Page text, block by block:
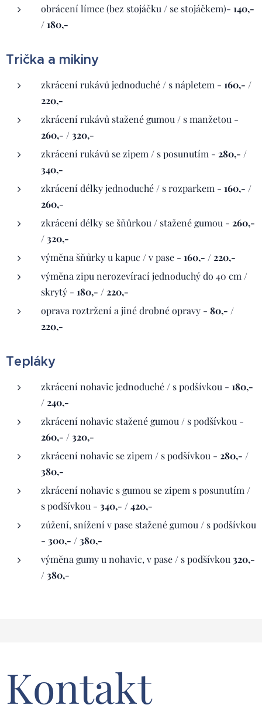
obrácení límce (bez stojáčku / se stojáčkem)- 140,-
/ 180,-
Trička a mikiny
zkrácení rukávů jednoduché / s nápletem - 160,- /
220,-
zkrácení rukávů stažené gumou / s manžetou -
260,- / 320,-
zkrácení rukávů se zipem / s posunutím - 280,- /
340,-
zkrácení délky jednoduché / s rozparkem - 160,- /
260,-
zkrácení délky se šňůrkou / stažené gumou - 260,-
/ 320,-
výměna šňůrky u kapuc / v pase - 160,- / 220,-
výměna zipu nerozevírací jednoduchý do 40 cm /
skrytý - 180,- / 220,-
oprava roztržení a jiné drobné opravy - 80,- /
220,-
Tepláky
zkrácení nohavic jednoduché / s podšívkou - 180,-
/ 240,-
zkrácení nohavic stažené gumou / s podšívkou -
260,- / 320,-
zkrácení nohavic se zipem / s podšívkou - 280,- /
380,-
zkrácení nohavic s gumou se zipem s posunutím /
s podšívkou - 340,- / 420,-
zúžení, snížení v pase stažené gumou / s podšívkou
- 300,- / 380,-
výměna gumy u nohavic, v pase / s podšívkou 320,-
/ 380,-
Kontakt